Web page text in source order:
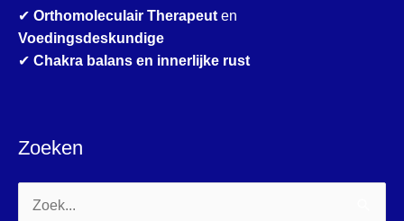
✔ Orthomoleculair Therapeuten
Voedingsdeskundige
✔ Chakra balans en innerlijke rust
Zoeken
Zoek